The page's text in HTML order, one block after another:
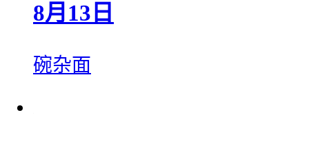
8月13日
碗杂面